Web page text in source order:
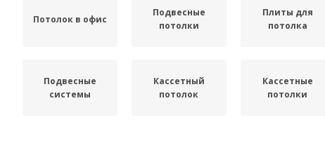
Потолок в офис
Подвесные
потолки
Плиты для
потолка
Подвесные
системы
Кассетный
потолок
Кассетные
потолки